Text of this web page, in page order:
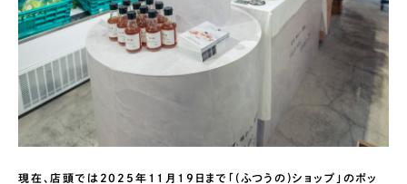
現在、店頭では2025年11月19日まで「(ふつうの)ショップ」のポッ